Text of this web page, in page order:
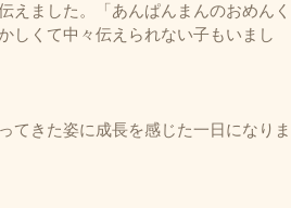
えました。「あんぱんまんのおめんく
しくて中々伝えられない子もいまし
てきた姿に成長を感じた一日になりま